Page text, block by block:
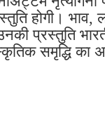
होगी। भाव,
प्रस्तुति
समृद्धि का